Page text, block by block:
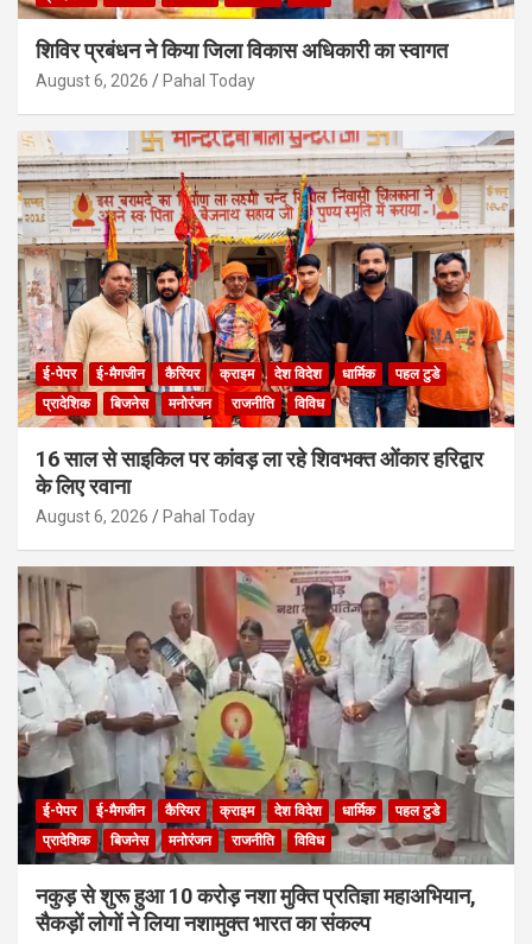
शिविर प्रबंधन ने किया जिला विकास अधिकारी का स्वागत
August 6, 2026 Pahal Today
ई-पेपर ई-मैगजीन कैरियर क्राइम देश विदेश धार्मिक
पहल टुडे
प्रादेशिक
बिजनेस मनोरंजन राजनीति विविध
16 साल से साइकिल पर कांवड़ ला रहे शिवभक्त ओंकार हरिद्वार
के लिए रवाना
August 6, 2026 Pahal Today
ई-पेपर ई-मैगजीन कैरियर क्राइम देश विदेश धार्मिक
पहल टुडे
प्रादेशिक
बिजनेस मनोरंजन राजनीति विविध
नकुड़ से शुरू हुआ 10 करोड़ नशा मुक्ति प्रतिज्ञा महाअभियान,
सैकड़ों लोगों ने लिया नशामुक्त भारत का संकल्प